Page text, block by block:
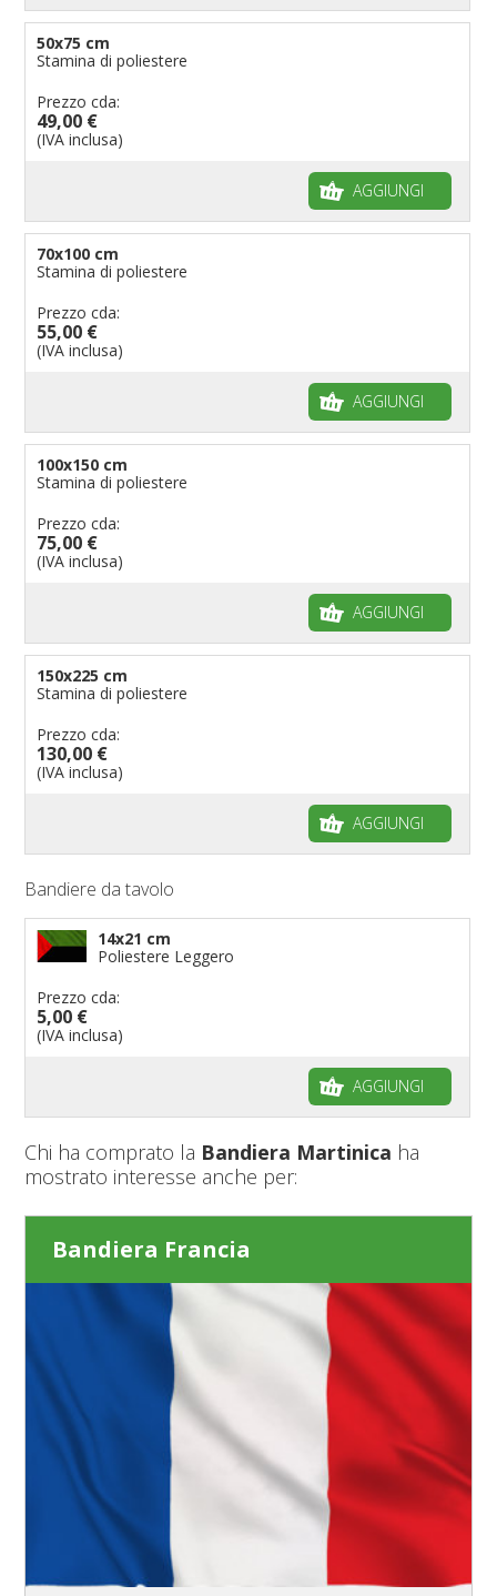
50x75 cm
Stamina di poliestere
Prezzo cda:
49,00 €
(IVA inclusa)
AGGIUNGI
70x100 cm
Stamina di poliestere
Prezzo cda:
55,00 €
(IVA inclusa)
AGGIUNGI
100x150 cm
Stamina di poliestere
Prezzo cda:
75,00 €
(IVA inclusa)
AGGIUNGI
150x225 cm
Stamina di poliestere
Prezzo cda:
130,00 €
(IVA inclusa)
AGGIUNGI
Bandiere da tavolo
14x21 cm
Poliestere Leggero
Prezzo cda:
5,00 €
(IVA inclusa)
AGGIUNGI
Chi ha comprato la Bandiera Martinica ha
mostrato interesse anche per:
Bandiera Francia